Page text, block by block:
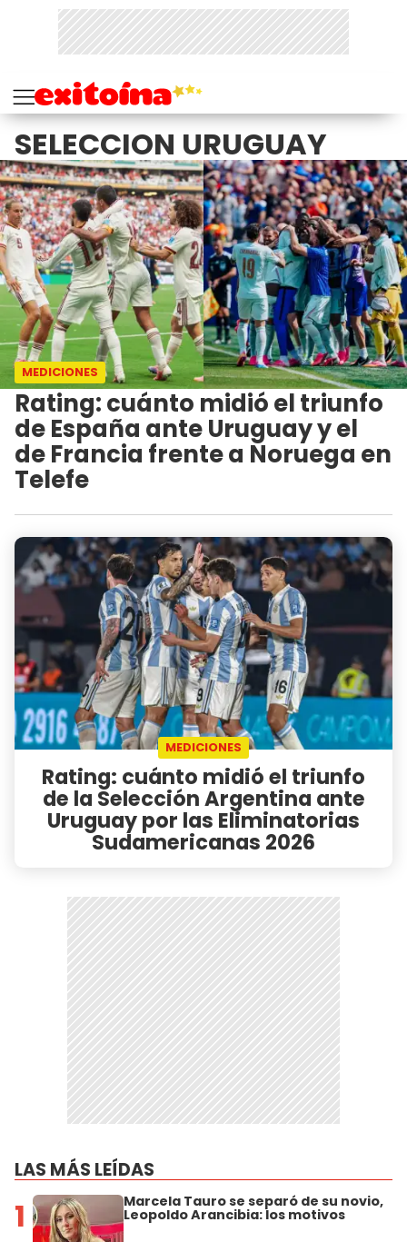
SELECCION URUGUAY
MEDICIONES
Rating: cuánto midió el triunfo
de España ante Uruguay y el
de Francia frente a Noruega en
Telefe
MEDICIONES
Rating: cuánto midió el triunfo
de la Selección Argentina ante
Uruguay por las Eliminatorias
Sudamericanas 2026
LAS MÁS LEÍDAS
1 Marcela Tauro se separó de su novio,
Leopoldo Arancibia: los motivos